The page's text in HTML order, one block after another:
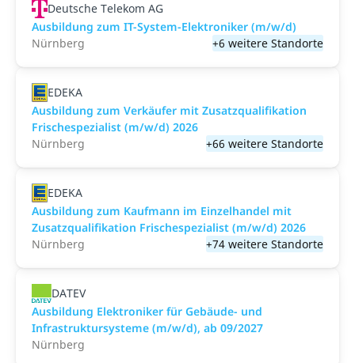
Deutsche Telekom AG
Ausbildung zum IT-System-Elektroniker (m/w/d)
Nürnberg
+6 weitere Standorte
EDEKA
Ausbildung zum Verkäufer mit Zusatzqualifikation
Frischespezialist (m/w/d) 2026
Nürnberg
+66 weitere Standorte
EDEKA
Ausbildung zum Kaufmann im Einzelhandel mit
Zusatzqualifikation Frischespezialist (m/w/d) 2026
Nürnberg
+74 weitere Standorte
DATEV
Ausbildung Elektroniker für Gebäude- und
Infrastruktursysteme (m/w/d), ab 09/2027
Nürnberg